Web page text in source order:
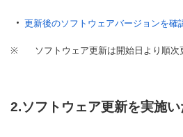
更新後のソフトウェアバージョンを確
※ ソフトウェア更新は開始日より順次
2.ソフトウェア更新を実施